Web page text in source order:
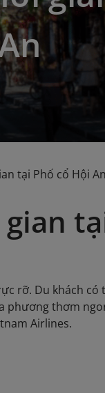
tại Phố cổ Hội An
rỡ. Du khách
phương thơm
Airlines.